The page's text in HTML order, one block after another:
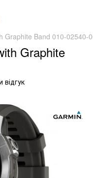
Graphite Band 010-02540-
Graphite
відгук